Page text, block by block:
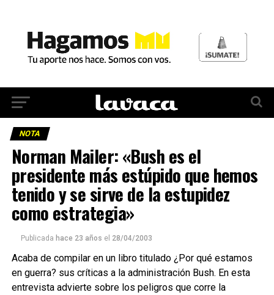
NOTA
Norman Mailer: «Bush es el
presidente más estúpido que hemos
tenido y se sirve de la estupidez
como estrategia»
Publicada hace 23 años el 28/04/2003
Acaba de compilar en un libro titulado ¿Por qué estamos
en guerra? sus críticas a la administración Bush. En esta
entrevista advierte sobre los peligros que corre la